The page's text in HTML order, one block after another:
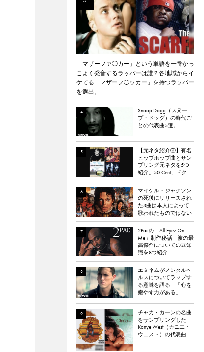
「マザーファ◯カー」という単語を一番かっ
こよく発音するラッパーは誰？各地域からイ
ケてる「マザーフ◯ッカー」を持つラッパー
を選出。
Snoop Dogg（スヌー
プ・ドッグ）の時代ご
との代表曲5選。
【元ネタ紹介②】有名
ヒップホップ曲とサン
プリング元ネタを5つ
紹介。50 Cent、ドク
ATCQ、タイラー・
ザ・クリエイターなど
マイケル・ジャクソン
の死後にリリースされ
た3曲は本人によって
歌われたものではない
2Pacの「All Eyez On
Me」制作秘話 彼の最
高傑作についての豆知
識を8つ紹介
エミネムがメンタルヘ
ルスについてラップす
る意味を語る 「心を
癒やす力がある」
チャカ・カーンの名曲
をサンプリングした
Kanye West（カニエ・
ウェスト）の代表曲